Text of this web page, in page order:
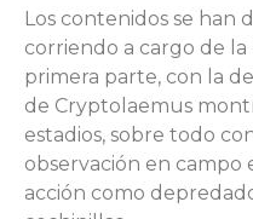
Los contenidos se han
corriendo a cargo de
primera parte, con la
de Cryptolaemus
estadios, sobre todo
observación en campo
acción como